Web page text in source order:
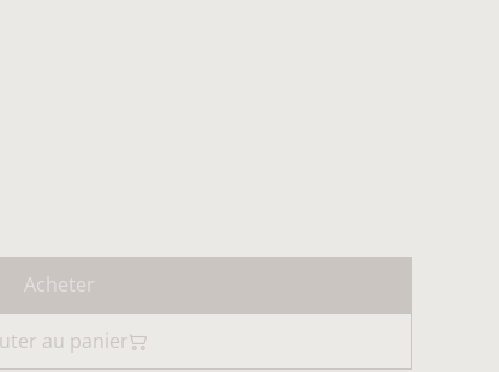
Acheter
au panier